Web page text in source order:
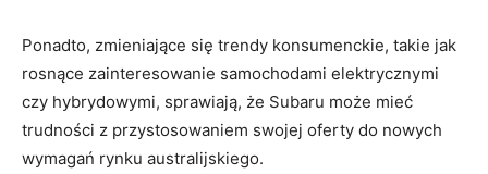
Ponadto, zmieniające się trendy konsumenckie, takie jak
rosnące zainteresowanie samochodami elektrycznymi
czy hybrydowymi, sprawiają, że Subaru może mieć
‌trudności z przystosowaniem swojej oferty do nowych
wymagań rynku australijskiego.